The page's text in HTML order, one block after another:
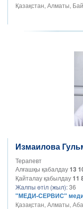
Қазақстан, Алматы,
Измаилова
Терапевт
Алғашқы қабалдау13
Қайталау қабылдау11
Жалпы өтіл (жыл):36
"МЕДИ-СЕРВИС"
Қазақстан, Алматы,